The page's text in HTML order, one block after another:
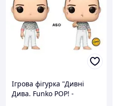
Ігрова фігурка "Дивні
Дива. Funko POP! -